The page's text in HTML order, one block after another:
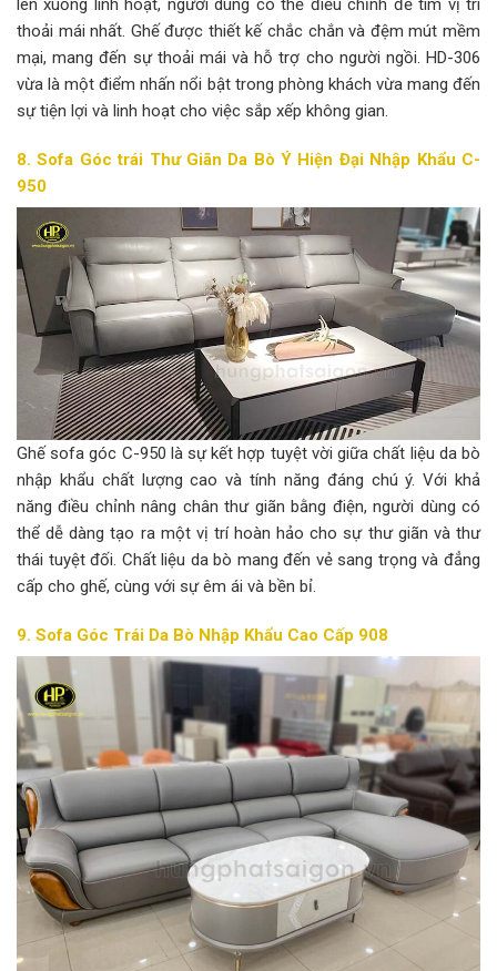
lên xuống linh hoạt, người dùng có thể điều chỉnh để tìm vị trí
thoải mái nhất. Ghế được thiết kế chắc chắn và đệm mút mềm
mại, mang đến sự thoải mái và hỗ trợ cho người ngồi. HD-306
vừa là một điểm nhấn nổi bật trong phòng khách vừa mang đến
sự tiện lợi và linh hoạt cho việc sắp xếp không gian.
8. Sofa Góc trái Thư Giãn Da Bò Ý Hiện Đại Nhập Khẩu C-
950
Ghế sofa góc C-950 là sự kết hợp tuyệt vời giữa chất liệu da bò
nhập khẩu chất lượng cao và tính năng đáng chú ý. Với khả
năng điều chỉnh nâng chân thư giãn bằng điện, người dùng có
thể dễ dàng tạo ra một vị trí hoàn hảo cho sự thư giãn và thư
thái tuyệt đối. Chất liệu da bò mang đến vẻ sang trọng và đẳng
cấp cho ghế, cùng với sự êm ái và bền bỉ.
9. Sofa Góc Trái Da Bò Nhập Khẩu Cao Cấp 908